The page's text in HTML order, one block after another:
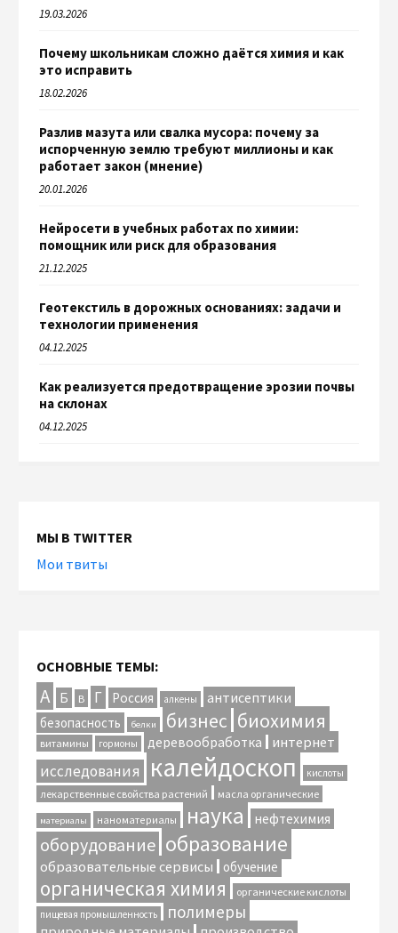
19.03.2026
Почему школьникам сложно даётся химия и как
это исправить
18.02.2026
Разлив мазута или свалка мусора: почему за
испорченную землю требуют миллионы и как
работает закон (мнение)
20.01.2026
Нейросети в учебных работах по химии:
помощник или риск для образования
21.12.2025
Геотекстиль в дорожных основаниях: задачи и
технологии применения
04.12.2025
Как реализуется предотвращение эрозии почвы
на склонах
04.12.2025
МЫ В TWITTER
Мои твиты
ОСНОВНЫЕ ТЕМЫ:
А Б В Г Россия алкены антисептики
безопасность белки бизнес биохимия
витамины гормоны деревообработка интернет
исследования калейдоскоп кислоты
лекарственные свойства растений масла органические
материалы наноматериалы наука нефтехимия
оборудование образование
образовательные сервисы обучение
органическая химия органические кислоты
пищевая промышленность полимеры